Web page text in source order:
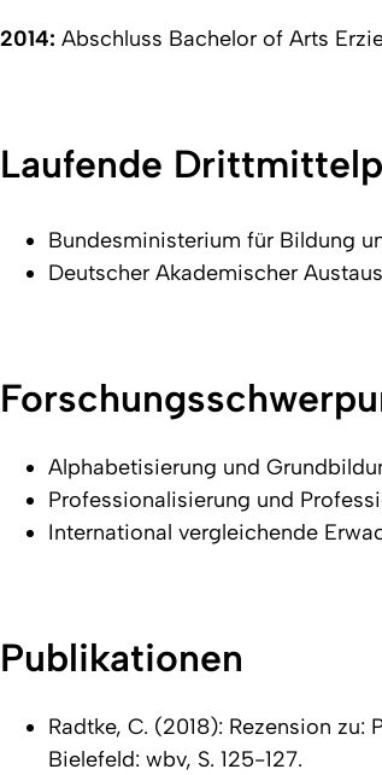
2014: Abschluss Bachelor of Arts
Laufende
Bundesministerium für Bildung
Deutscher Akademischer
Alphabetisierung und
Professionalisierung und
International vergleichende
Publikationen
Radtke, C. (2018): Rezension
Bielefeld: wbv, S. 125-127.